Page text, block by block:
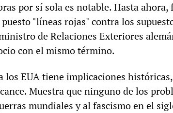
por sí sola es notable. Hasta ahora,
"líneas rojas" contra los
de Relaciones Exteriores
con el mismo término.
los EUA tiene implicaciones
Muestra que ninguno de los
mundiales y al fascismo en el